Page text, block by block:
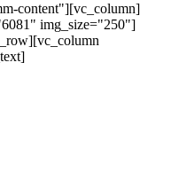
content"][vc_column]
img_size="250"]